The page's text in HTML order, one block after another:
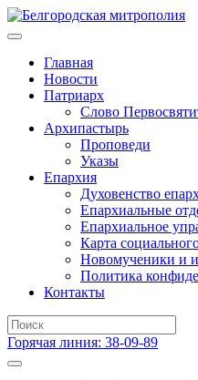
Главная
Новости
Патриарх
Слово
Архипастырь
Проповеди
Указы
Епархия
Духовенство
Епархиальные
Епархиальное
Карта
Новомученики и
Политика
Контакты
Горячая линия: 38-09-89